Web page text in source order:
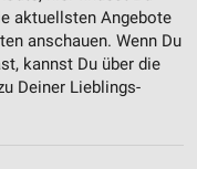
aktuellsten Angebote
anschauen. Wenn Du
kannst Du über die
Deiner Lieblings-